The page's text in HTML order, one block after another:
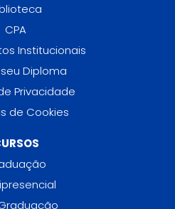
CPA
Institucionais
Diploma
Privacidade
de Cookies